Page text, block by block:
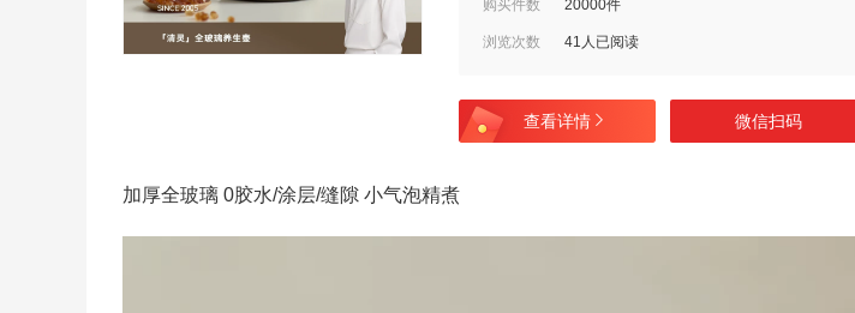
购买件数 20000件
浏览次数 41人已阅读
查看详情 微信扫码
加厚全玻璃 0胶水/涂层/缝隙 小气泡精煮